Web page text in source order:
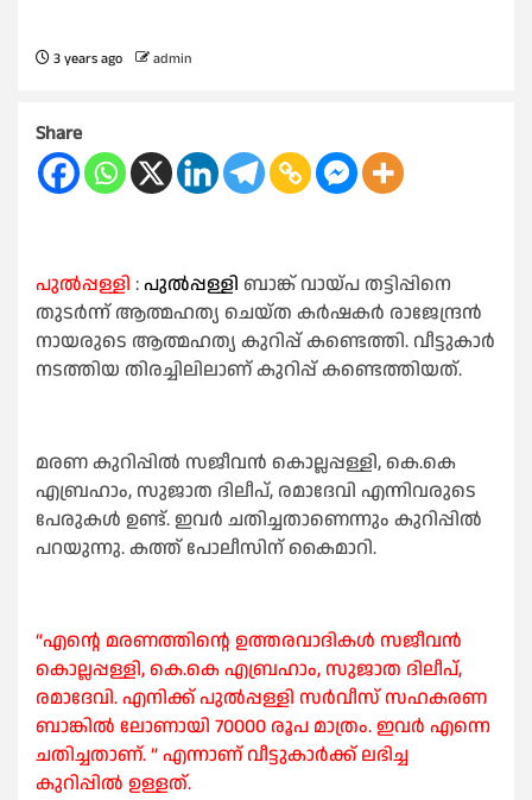
3 years ago admin
Share
പുൽപ്പള്ളി :പുൽപ്പള്ളി ബാങ്ക് വായ്പ തട്ടിപ്പിനെ
തുടർന്ന് ആത്മഹത്യ ചെയ്ത കർഷകർ രാജേന്ദ്രൻ
നായരുടെ ആത്മഹത്യ കുറിപ്പ് കണ്ടെത്തി. വീട്ടുകാർ
നടത്തിയ തിരച്ചിലിലാണ് കുറിപ്പ് കണ്ടെത്തിയത്.
മരണ കുറിപ്പിൽ സജീവൻ കൊല്ലപ്പള്ളി, കെ.കെ
എബ്രഹാം, സുജാത ദിലീപ്, രമാദേവി എന്നിവരുടെ
പേരുകൾ ഉണ്ട്. ഇവർ ചതിച്ചതാണെന്നും കുറിപ്പിൽ
പറയുന്നു. കത്ത് പോലീസിന് കൈമാറി.
“എന്റെ മരണത്തിന്റെ ഉത്തരവാദികൾ സജീവൻ
കൊല്ലപ്പള്ളി, കെ.കെ എബ്രഹാം, സുജാത ദിലീപ്,
രമാദേവി. എനിക്ക് പുൽപ്പള്ളി സർവീസ് സഹകരണ
ബാങ്കിൽ ലോണായി 70000 രൂപ മാത്രം. ഇവർ എന്നെ
ചതിച്ചതാണ്. ” എന്നാണ് വീട്ടുകാർക്ക് ലഭിച്ച
കുറിപ്പിൽ ഉള്ളത്.